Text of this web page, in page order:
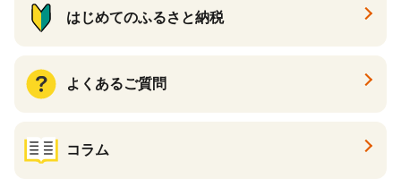
はじめてのふるさと納税
よくあるご質問
コラム